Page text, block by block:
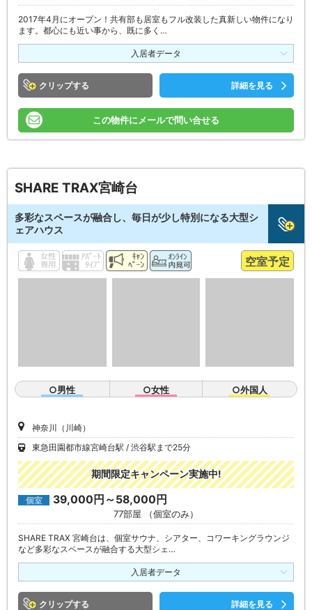
2017年4月にオープン！共有部も居室もフル改装した真新しい物件になり
ます。都心にも近い事から、既に多く…
入居者データ
クリップ 詳細を見る
この物件にメールで問い合せる
SHARE TRAX宮崎台
多彩なスペースが融合し、毎日が少し特別になる大型シ
ェアハウス
空室予定
○男性 ○女性 ○外国人
神奈川（川崎）
東急田園都市線宮崎台駅
渋谷駅まで25分
期間限定キャンペーン実施中!
個室 39,000円～58,000円
77部屋 （個室のみ）
SHARE TRAX 宮崎台は、個室サウナ、シアター、コワーキングラウンジ
など多彩なスペースが融合する大型シェ…
入居者データ
クリップ 詳細を見る